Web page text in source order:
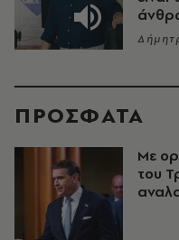
ΠΡΟΣΦΑΤΑ
Με
του